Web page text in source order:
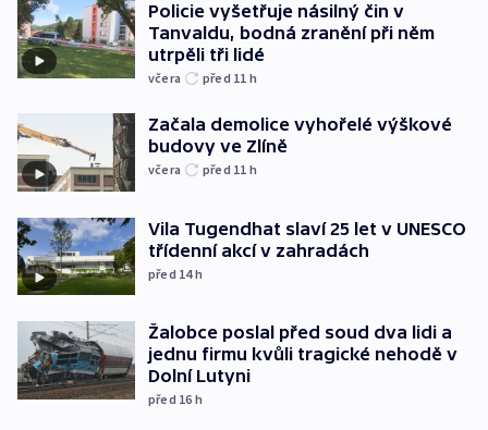
Policie vyšetřuje násilný čin v
Tanvaldu, bodná zranění při něm
utrpěli tři lidé
včera před 11 h
Začala demolice vyhořelé výškové
budovy ve Zlíně
včera před 11 h
Vila Tugendhat slaví 25 let v UNESCO
třídenní akcí v zahradách
před 14h
Žalobce poslal před soud dva lidi a
jednu firmu kvůli tragické nehodě v
Dolní Lutyni
před 16 h